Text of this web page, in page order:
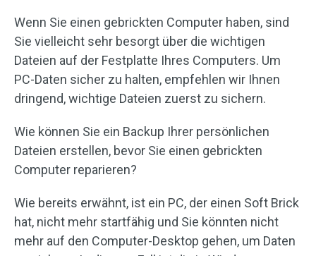
Wenn Sie einen gebrickten Computer haben, sind
Sie vielleicht sehr besorgt über die wichtigen
Dateien auf der Festplatte Ihres Computers. Um
PC-Daten sicher zu halten, empfehlen wir Ihnen
dringend, wichtige Dateien zuerst zu sichern.
Wie können Sie ein Backup Ihrer persönlichen
Dateien erstellen, bevor Sie einen gebrickten
Computer reparieren?
Wie bereits erwähnt, ist ein PC, der einen Soft Brick
hat, nicht mehr startfähig und Sie könnten nicht
mehr auf den Computer-Desktop gehen, um Daten